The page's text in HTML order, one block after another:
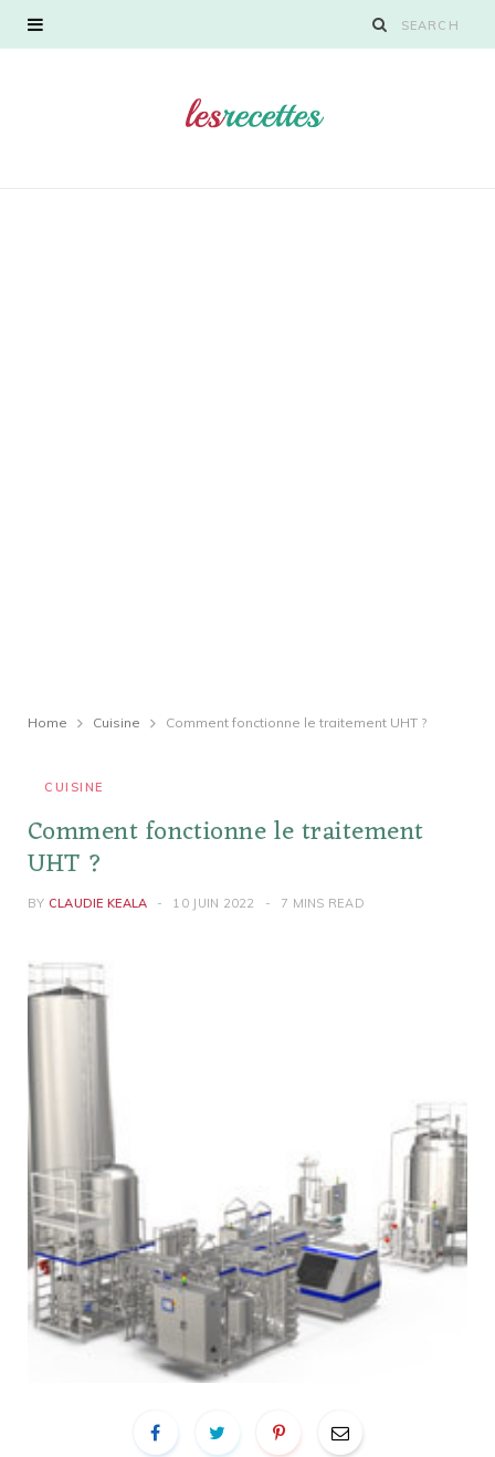
Home Cuisine Comment fonctionne le traitement UHT ?
CUISINE
Comment fonctionne le traitement
UHT ?
BY CLAUDIE KEALA 10 JUIN 2022 7 MINS READ